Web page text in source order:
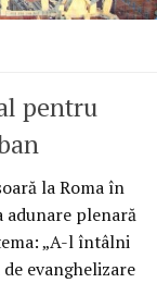
pentru
la Roma în
adunare plenară
„A-l întâlni
evanghelizare